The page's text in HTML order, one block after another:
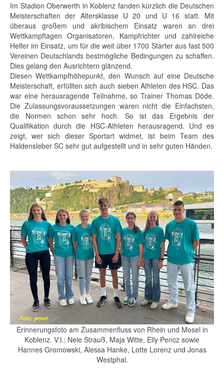
Im Stadion Oberwerth in Koblenz fanden kürzlich die Deutschen
Meisterschaften der Altersklasse U 20 und U 16 statt. Mit
überaus großem und akribischem Einsatz waren an drei
Wettkampftagen Organisatoren, Kampfrichter und zahlreiche
Helfer im Einsatz, um für die weit über 1700 Starter aus fast 500
Vereinen Deutschlands bestmögliche Bedingungen zu schaffen.
Dies gelang den Ausrichtern glänzend.
Diesen Wettkampfhöhepunkt, den Wunsch auf eine Deutsche
Meisterschaft, erfüllten sich auch sieben Athleten des HSC. Das
war eine herausragende Teilnahme, so Trainer Thomas Döde.
Die Zulassungsvoraussetzungen waren nicht die Einfachsten,
die Normen schon sehr hoch. So ist das Ergebnis der
Qualifikation durch die HSC-Athleten herausragend. Und es
zeigt, wer sich dieser Sportart widmet, ist beim Team des
Haldensleber SC sehr gut aufgestellt und in sehr guten Händen.
Erinnerungsfoto am Zusammenfluss von Rhein und Mosel in
Koblenz. V.l.: Nele Strauß, Maja Witte, Elly Pencz sowie
Hannes Gromowski, Alessa Hanke, Lotte Lorenz und Jonas
Westphal.